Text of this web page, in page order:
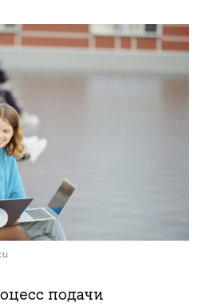
подачи